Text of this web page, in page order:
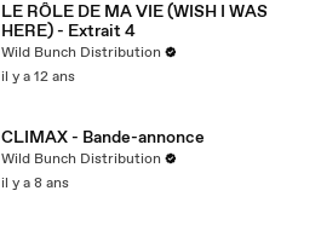
LE RÔLE DE MA VIE (WISH I WAS
HERE) - Extrait 4
Wild Bunch Distribution
il y a 12 ans
CLIMAX - Bande-annonce
Wild Bunch Distribution
il y a 8 ans